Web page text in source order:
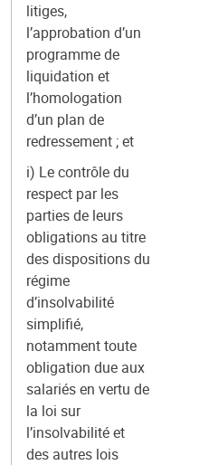
litiges,
l’approbation d’un
programme de
liquidation et
l’homologation
d’un plan de
redressement ; et
i) Le contrôle du
respect par les
parties de leurs
obligations au titre
des dispositions du
régime
d’insolvabilité
simplifié,
notamment toute
obligation due aux
salariés en vertu de
la loi sur
l’insolvabilité et
des autres lois